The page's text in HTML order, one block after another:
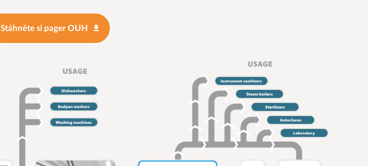
Stáhněte si pager OUH